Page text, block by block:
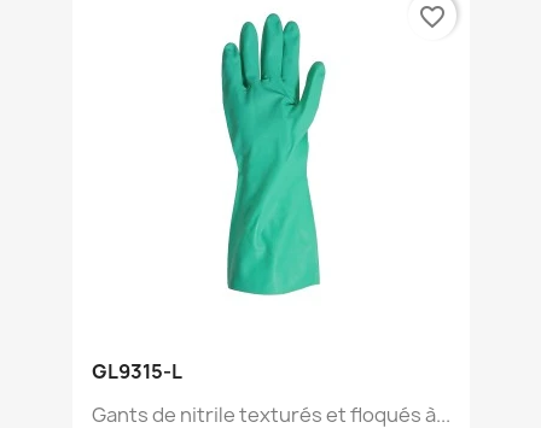
GL9315-L
Gants de nitrile texturés et floqués à...
favorite_border